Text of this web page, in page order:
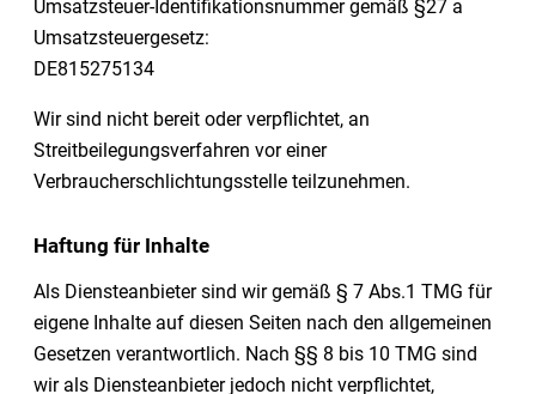
Umsatzsteuer-Identifikationsnummer gemäß §27 a
Umsatzsteuergesetz:
DE815275134
Wir sind nicht bereit oder verpflichtet, an
Streitbeilegungsverfahren vor einer
Verbraucherschlichtungsstelle teilzunehmen.
Haftung für Inhalte
Als Diensteanbieter sind wir gemäß § 7 Abs.1 TMG für
eigene Inhalte auf diesen Seiten nach den allgemeinen
Gesetzen verantwortlich. Nach §§ 8 bis 10 TMG sind
wir als Diensteanbieter jedoch nicht verpflichtet,